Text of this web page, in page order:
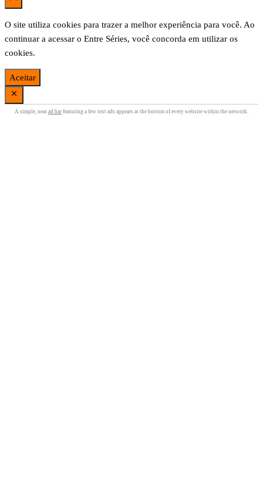
O site utiliza cookies para trazer a melhor experiência para você. Ao
continuar a acessar o Entre Séries, você concorda em utilizar os
cookies.
Aceitar
A simple, neat ad bar featuring a few text ads appears at the bottom of every website within the network.